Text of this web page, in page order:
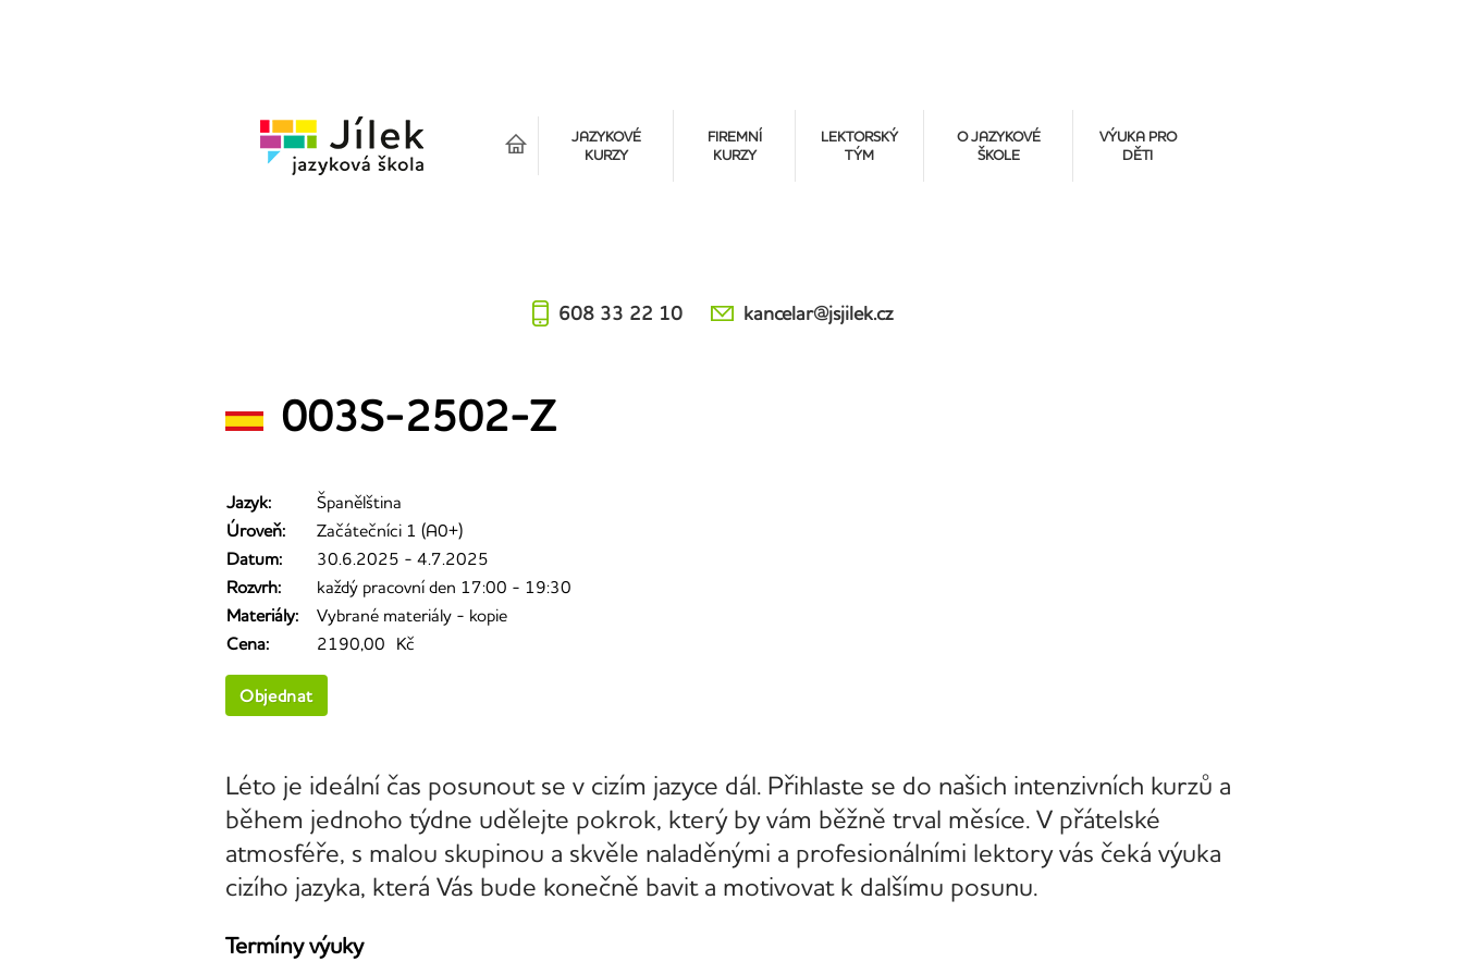
JAZYKOVÉ
KURZY
FIREMNÍ
KURZY
LEKTORSKÝ
TÝM
O JAZYKOVÉ
ŠKOLE
VÝUKA PRO
DĚTI
608 33 22 10 kancelar@jsjilek.cz
003S-2502-Z
Jazyk:
Španělština
Úroveň:
Začátečníci 1 (A0+)
Datum:
30.6.2025 - 4.7.2025
Rozvrh:
každý pracovní den 17:00 - 19:30
Materiály:
Vybrané materiály - kopie
Cena:
2190,00 Kč
Objednat
Léto je ideální čas posunout se v cizím jazyce dál. Přihlaste se do našich intenzivních kurzů a
během jednoho týdne udělejte pokrok, který by vám běžně trval měsíce. V přátelské
atmosféře, s malou skupinou a skvěle naladěnými a profesionálními lektory vás čeká výuka
cizího jazyka, která Vás bude konečně bavit a motivovat k dalšímu posunu.
Termíny výuky